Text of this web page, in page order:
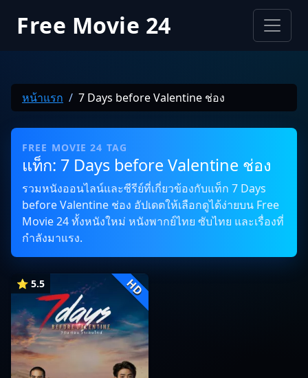
Free Movie 24
หน้าแรก 7 Days before Valentine ช่อง
FREE MOVIE 24 TAG
แท็ก: 7 Days before Valentine ช่อง
รวมหนังออนไลน์และซีรีย์ที่เกี่ยวข้องกับแท็ก 7 Days
before Valentine ช่อง อัปเดตให้เลือกดูได้ง่ายบน Free
Movie 24 ทั้งหนังใหม่ หนังพากย์ไทย ซับไทย และเรื่องที่
กำลังมาแรง.
⭐ 5.5 HD